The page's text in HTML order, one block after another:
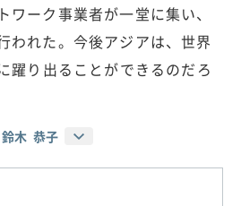
ワーク事業者が一堂に集い、
われた。今後アジアは、世界
躍り出ることができるのだろ
木 恭子